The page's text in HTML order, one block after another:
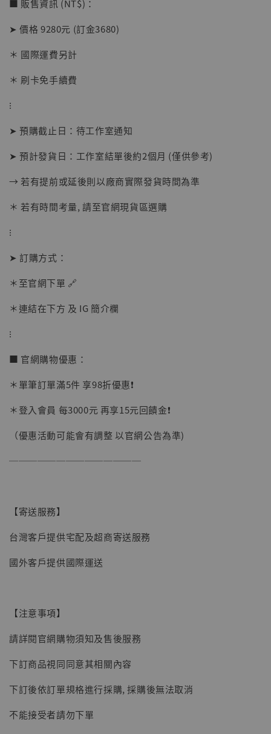
【店內現貨】海賊王 系列蒐藏雕像 布魯克達
加購優惠【讓子彈飛 鵝城縣長 張麻子 [BK01]】
【現貨】BJSTUDIO 1/6系列可動蒐藏人偶 讓
NT$ 5,300
■ 販售資訊 (NT$)：
➤ 價格 9280元 (訂金3680)
＊ 國際運費另計
＊ 刷卡免手續費
⁝
➤ 預購截止日：待工作室通知
➤ 預計發貨日：工作室結單後約2個月 (僅供參考)
→ 若有提前或延後則以廠商實際發貨時間為準
＊ 若有時間考量, 請至官網現貨區選購
⁝
➤ 訂購方式：
＊至官網下單 🔗
＊連結在下方 及 IG 簡介欄
⁝
■ 官網購物優惠：
＊單筆訂單滿5件 享98折優惠❗️
＊登入會員 每3000元 再享15元回饋金❗️
（優惠活動可能會有調整 以官網公告為準)
──────────────
【寄送服務】
台灣客戶提供宅配及超商寄送服務
國外客戶提供國際運送
【注意事項】
請詳閱官網購物須知及售後服務
下訂商品視同同意其相關內容
下訂後依訂單規格進行採購, 採購後無法取消
不能接受者請勿下單